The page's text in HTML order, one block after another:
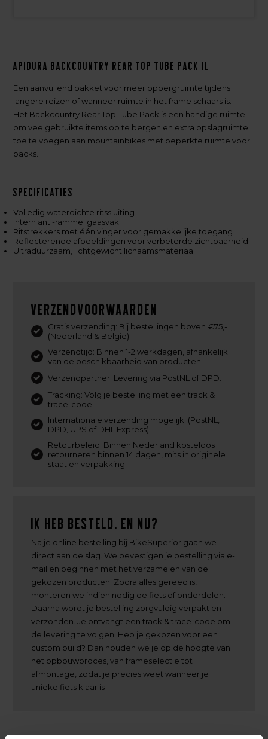
Apidura Backcountry Rear Top Tube Pack 1L
Een aanvullend pakket voor meer opbergruimte tijdens
langere reizen of wanneer ruimte in het frame schaars is.
Het Backcountry Rear Top Tube Pack is een handige ruimte
om veelgebruikte items op te bergen en extra opslagruimte
toe te voegen aan mountainbikes met beperkte ruimte voor
packs.
Specificaties
Volledig waterdichte ritssluiting
Intern anti-rammel gaasvak
Ritstrekkers met één vinger voor gemakkelijke toegang
Reflecterende afbeeldingen voor verbeterde zichtbaarheid
Ultraduurzaam, lichtgewicht lichaamsmateriaal
Verzendvoorwaarden
Gratis verzending: Bij bestellingen boven €75,-
(Nederland & België)
Verzendtijd: Binnen 1-2 werkdagen, afhankelijk
van de beschikbaarheid van producten.
Verzendpartner: Levering via PostNL of DPD.
Tracking: Volg je bestelling met een track &
trace-code.
Internationale verzending mogelijk. (PostNL,
DPD, UPS of DHL Express)
Retourbeleid: Binnen Nederland kosteloos
retourneren binnen 14 dagen, mits in originele
staat en verpakking.
Ik heb besteld. En nu?
Na je online bestelling bij BikeSuperior gaan we
direct aan de slag. We bevestigen je bestelling via e-
mail en beginnen met het verzamelen van de
gekozen producten. Zodra alles gereed is,
monteren we indien nodig de fiets of onderdelen.
Daarna wordt je bestelling zorgvuldig verpakt en
verzonden. Je ontvangt een track & trace-code om
de levering te volgen. Heb je gekozen voor een
custom build? Dan houden we je op de hoogte van
het opbouwproces, van frameselectie tot
afmontage, zodat je precies weet wanneer je
unieke fiets klaar is